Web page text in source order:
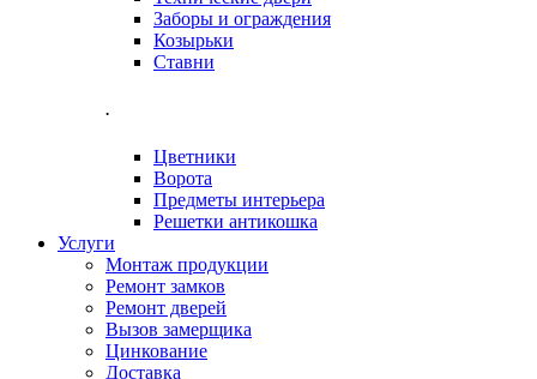
Заборы и ограждения
Козырьки
Ставни
.
Цветники
Ворота
Предметы интерьера
Решетки антикошка
Услуги
Монтаж продукции
Ремонт замков
Ремонт дверей
Вызов замерщика
Цинкование
Доставка